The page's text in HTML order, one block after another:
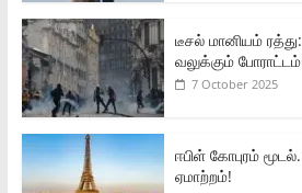
டீசல் மானியம் ரத்து:
வலுக்கும்
7 October 2025
ஈபிள் கோபுரம்
ஏமாற்றம்!